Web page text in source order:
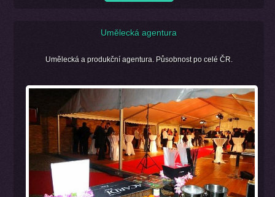
Umělecká agentura
Umělecká a produkční agentura. Působnost po celé ČR.